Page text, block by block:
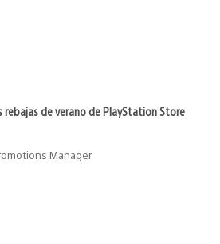
rebajas de verano de PlayStation Store
Manager